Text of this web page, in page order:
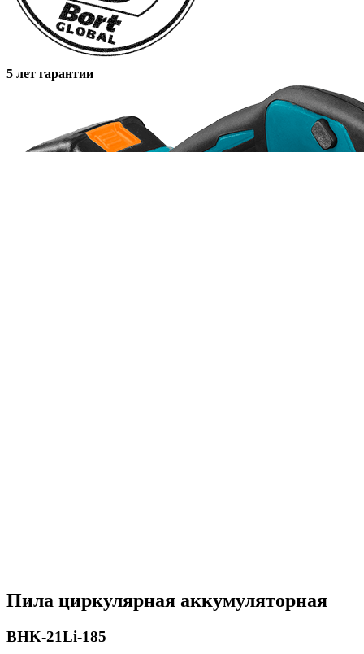
5 лет гарантии
Пила циркулярная аккумуляторная
BHK-21Li-185